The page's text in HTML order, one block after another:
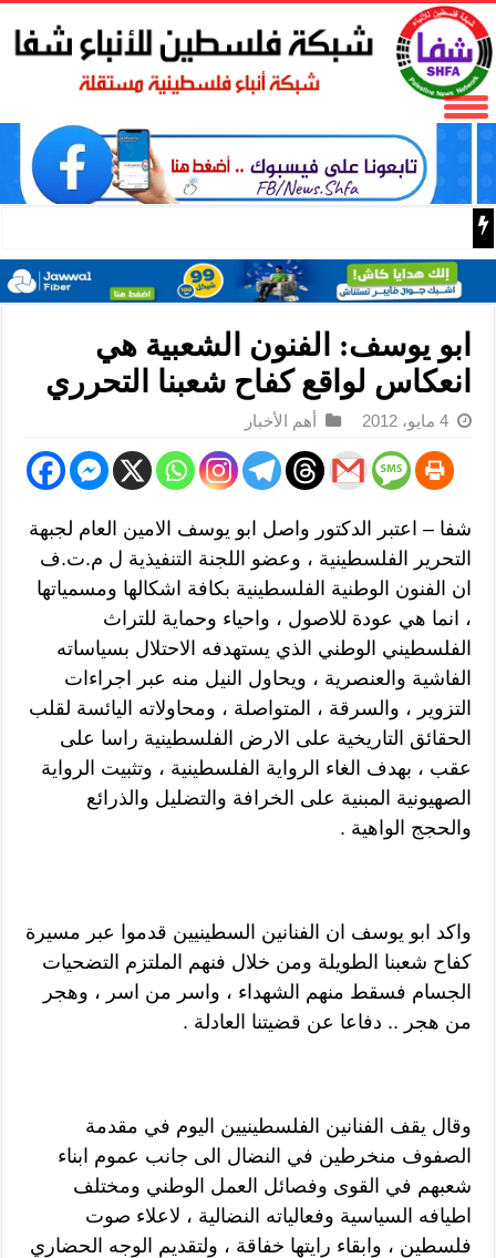
فتح تنعى المناضل نايف خويطر نائب أمين سر إقليم شرق
ابو يوسف: الفنون الشعبية هي
انعكاس لواقع كفاح شعبنا التحرري
4 مايو، 2012 أهم الأخبار
شفا – اعتبر الدكتور واصل ابو يوسف الامين العام لجبهة
التحرير الفلسطينية ، وعضو اللجنة التنفيذية ل م.ت.ف
ان الفنون الوطنية الفلسطينية بكافة اشكالها ومسمياتها
، انما هي عودة للاصول ، واحياء وحماية للتراث
الفلسطيني الوطني الذي يستهدفه الاحتلال بسياساته
الفاشية والعنصرية ، ويحاول النيل منه عبر اجراءات
التزوير ، والسرقة ، المتواصلة ، ومحاولاته اليائسة لقلب
الحقائق التاريخية على الارض الفلسطينية راسا على
عقب ، بهدف الغاء الرواية الفلسطينية ، وتثبيت الرواية
الصهيونية المبنية على الخرافة والتضليل والذرائع
والحجج الواهية .
واكد ابو يوسف ان الفنانين السطينيين قدموا عبر مسيرة
كفاح شعبنا الطويلة ومن خلال فنهم الملتزم التضحيات
الجسام فسقط منهم الشهداء ، واسر من اسر ، وهجر
من هجر .. دفاعا عن قضيتنا العادلة .
وقال يقف الفنانين الفلسطينيين اليوم في مقدمة
الصفوف منخرطين في النضال الى جانب عموم ابناء
شعبهم في القوى وفصائل العمل الوطني ومختلف
اطيافه السياسية وفعالياته النضالية ، لاعلاء صوت
فلسطين ، وابقاء رايتها خفاقة ، ولتقديم الوجه الحضاري